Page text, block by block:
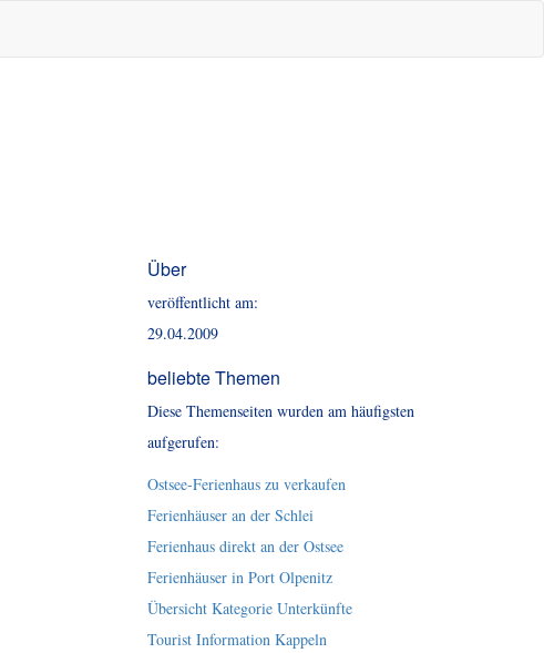
Über
veröffentlicht am:
29.04.2009
beliebte Themen
Diese Themenseiten wurden am häufigsten
aufgerufen:
Ostsee-Ferienhaus zu verkaufen
Ferienhäuser an der Schlei
Ferienhaus direkt an der Ostsee
Ferienhäuser in Port Olpenitz
Übersicht Kategorie Unterkünfte
Tourist Information Kappeln